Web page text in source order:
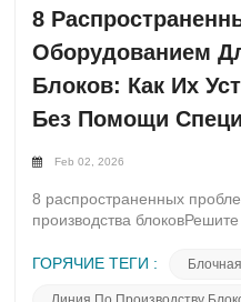
8
Оборудованием
Блоков: Как Их
Без Помощи
Feb 02, 2026
8 распространенных
производства
являются незаменимыми
ГОРЯЧИЕ ТЕГИ :